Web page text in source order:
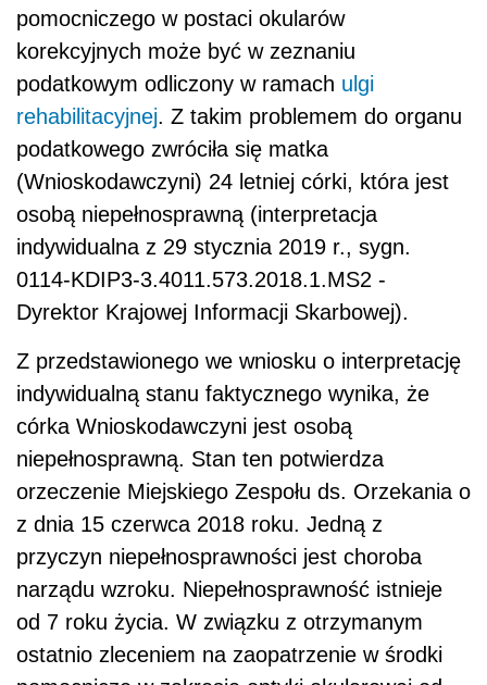
pomocniczego w postaci okularów
korekcyjnych może być w zeznaniu
podatkowym odliczony w ramach ulgi
rehabilitacyjnej. Z takim problemem do organu
podatkowego zwróciła się matka
(Wnioskodawczyni) 24 letniej córki, która jest
osobą niepełnosprawną (interpretacja
indywidualna z 29 stycznia 2019 r., sygn.
0114-KDIP3-3.4011.573.2018.1.MS2 -
Dyrektor Krajowej Informacji Skarbowej).
Z przedstawionego we wniosku o interpretację
indywidualną stanu faktycznego wynika, że
córka Wnioskodawczyni jest osobą
niepełnosprawną. Stan ten potwierdza
orzeczenie Miejskiego Zespołu ds. Orzekania o
z dnia 15 czerwca 2018 roku. Jedną z
przyczyn niepełnosprawności jest choroba
narządu wzroku. Niepełnosprawność istnieje
od 7 roku życia. W związku z otrzymanym
ostatnio zleceniem na zaopatrzenie w środki